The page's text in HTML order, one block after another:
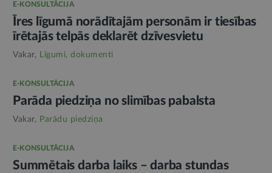
E-KONSULTĀCIJA
Īres līgumā norādītajām personām ir tiesības
īrētajās telpās deklarēt dzīvesvietu
Vakar, Līgumi, dokumenti
E-KONSULTĀCIJA
Parāda piedziņa no slimības pabalsta
Vakar, Parādu piedziņa
E-KONSULTĀCIJA
Summētais darba laiks – darba stundas